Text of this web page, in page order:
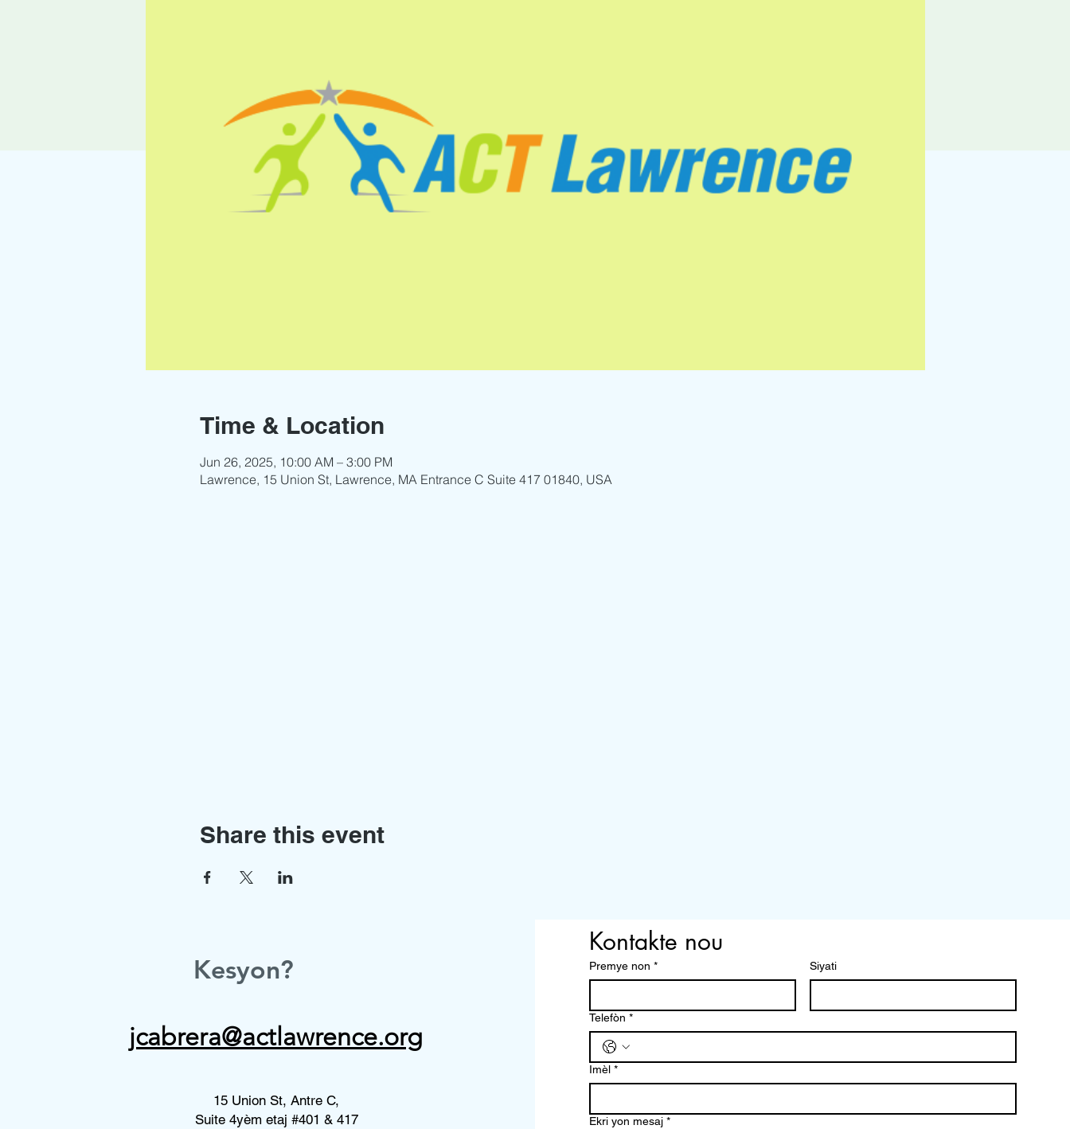
Time & Location
Jun 26, 2025, 10:00 AM – 3:00 PM
Lawrence, 15 Union St, Lawrence, MA Entrance C Suite 417 01840, USA
Share this event
Kesyon?
jcabrera@actlawrence.org
15 Union St, Antre C,
Suite 4yèm etaj #401 & 417
Kontakte nou
Premye non * Siyati
Telefòn *
Imèl *
Ekri yon mesaj *